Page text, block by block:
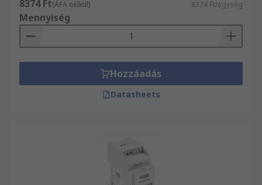
8374 Ft(ÁFA nélkül) 8374 Ft/egység
Mennyiség
Hozzáadás
Datasheets